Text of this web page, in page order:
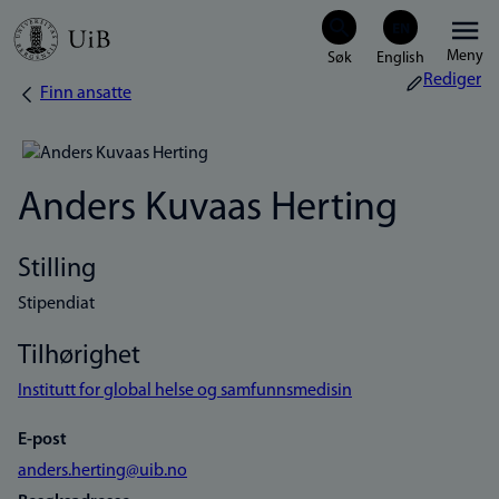
Hopp
Meny
Navigasjonssti
Finn ansatte
Rediger
Anders Kuvaas Herting
Stilling
Stipendiat
Tilhørighet
Institutt for global helse og samfunnsmedisin
E-post
anders.herting@uib.no